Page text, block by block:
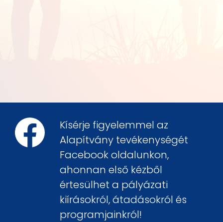
Kísérje figyelemmel az
Alapítvány tevékenységét
Facebook oldalunkon,
ahonnan első kézből
értesülhet a pályázati
kiírásokról, átadásokról és
programjainkról!